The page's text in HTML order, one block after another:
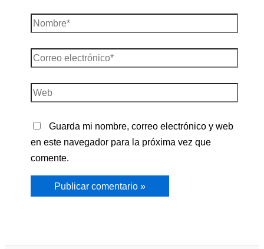
Nombre*
Correo
electrónico*
Web
Guarda mi nombre, correo electrónico y web
en este navegador para la próxima vez que
comente.